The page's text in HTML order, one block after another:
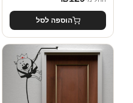
הוספה לסל